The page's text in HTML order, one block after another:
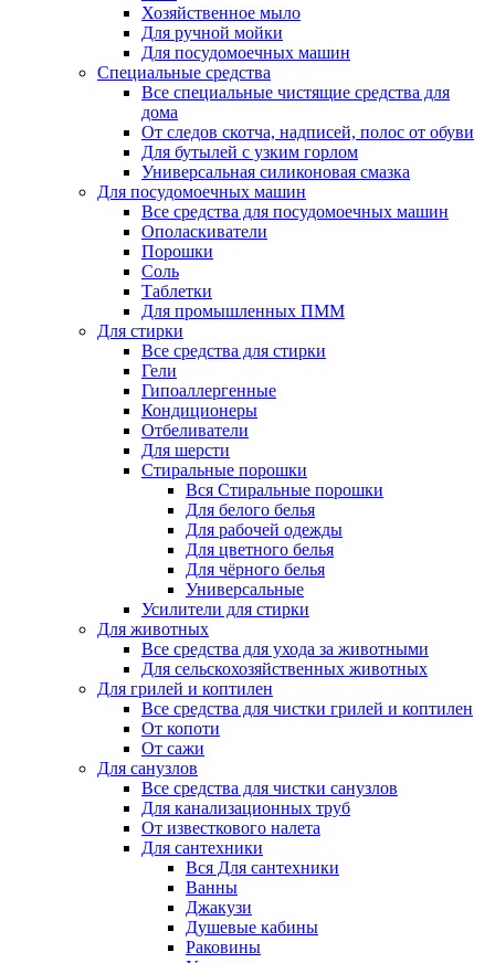
Хозяйственное мыло
Для ручной мойки
Для посудомоечных машин
Специальные средства
Все специальные чистящие средства для
дома
От следов скотча, надписей, полос от обуви
Для бутылей с узким горлом
Универсальная силиконовая смазка
Для посудомоечных машин
Все средства для посудомоечных машин
Ополаскиватели
Порошки
Соль
Таблетки
Для промышленных ПММ
Для стирки
Все средства для стирки
Гели
Гипоаллергенные
Кондиционеры
Отбеливатели
Для шерсти
Стиральные порошки
Вся Стиральные порошки
Для белого белья
Для рабочей одежды
Для цветного белья
Для чёрного белья
Универсальные
Усилители для стирки
Для животных
Все средства для ухода за животными
Для сельскохозяйственных животных
Для грилей и коптилен
Все средства для чистки грилей и коптилен
От копоти
От сажи
Для санузлов
Все средства для чистки санузлов
Для канализационных труб
От известкового налета
Для сантехники
Вся Для сантехники
Ванны
Джакузи
Душевые кабины
Раковины